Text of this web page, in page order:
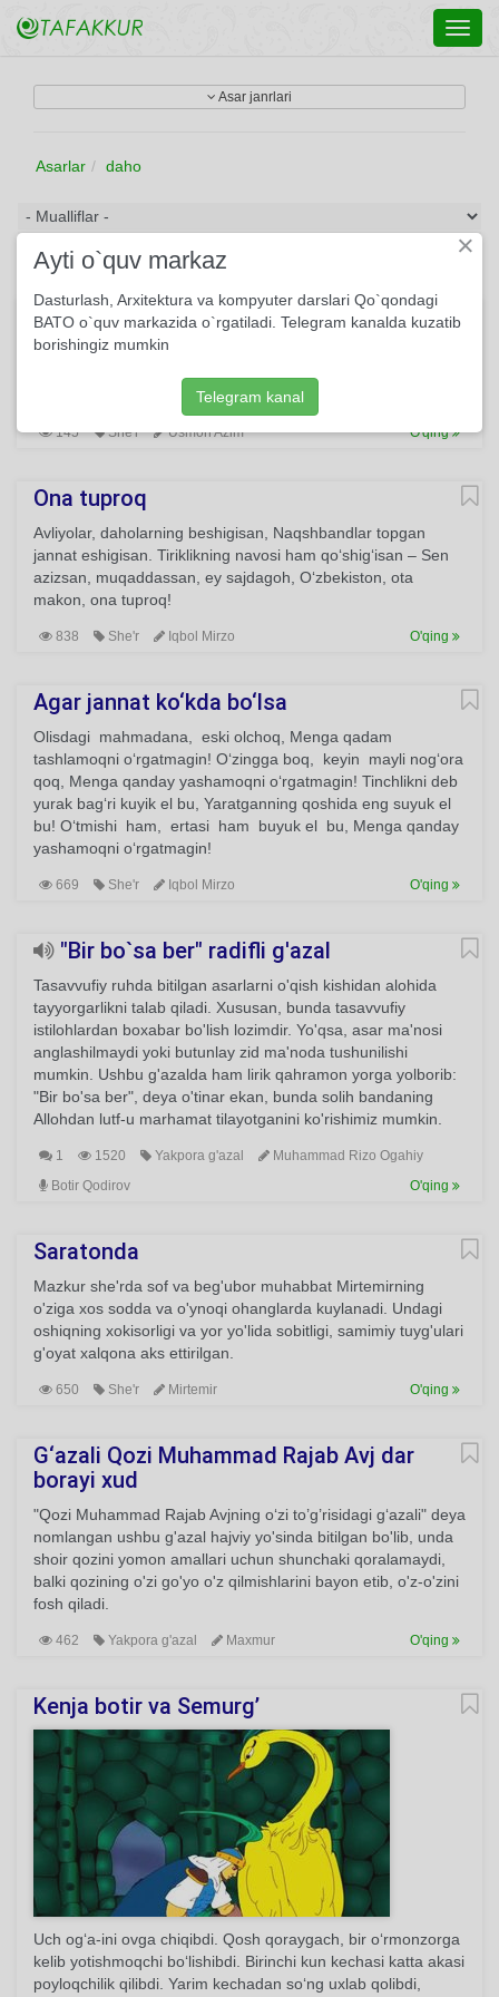
Asar janrlari
Asarlar daho
Qavs
Bog‘lar — aniq. Chizib qo‘yilgan. Har bir butoq — bir o‘ychan
145 She'r Usmon Azim O'qing
Ona tuproq
Avliyolar, daholarning beshigisan, Naqshbandlar topgan
jannat eshigisan. Tiriklikning navosi ham qo‘shig‘isan – Sen
azizsan, muqaddassan, ey sajdagoh, O‘zbekiston, ota
makon, ona tuproq!
838 She'r Iqbol Mirzo O'qing
Agar jannat ko‘kda bo‘lsa
Olisdagi mahmadana, eski olchoq, Menga qadam
tashlamoqni o‘rgatmagin! O‘zingga boq, keyin mayli nog‘ora
qoq, Menga qanday yashamoqni o‘rgatmagin! Tinchlikni deb
yurak bag‘ri kuyik el bu, Yaratganning qoshida eng suyuk el
bu! O‘tmishi ham, ertasi ham buyuk el bu, Menga qanday
yashamoqni o‘rgatmagin!
669 She'r Iqbol Mirzo O'qing
"Bir bo`sa ber" radifli g'azal
Tasavvufiy ruhda bitilgan asarlarni o'qish kishidan alohida
tayyorgarlikni talab qiladi. Xususan, bunda tasavvufiy
istilohlardan boxabar bo'lish lozimdir. Yo'qsa, asar ma'nosi
anglashilmaydi yoki butunlay zid ma'noda tushunilishi
mumkin. Ushbu g'azalda ham lirik qahramon yorga yolborib:
"Bir bo'sa ber", deya o'tinar ekan, bunda solih bandaning
Allohdan lutf-u marhamat tilayotganini ko'rishimiz mumkin.
1 1520 Yakpora g'azal
Muhammad Rizo Ogahiy
Botir Qodirov
O'qing
Saratonda
Mazkur she'rda sof va beg'ubor muhabbat Mirtemirning
o'ziga xos sodda va o'ynoqi ohanglarda kuylanadi. Undagi
oshiqning xokisorligi va yor yo'lida sobitligi, samimiy tuyg'ulari
g'oyat xalqona aks ettirilgan.
650 She'r Mirtemir O'qing
G‘azali Qozi Muhammad Rajab Avj dar
borayi xud
"Qozi Muhammad Rajab Avjning o‘zi to’g’risidagi g‘azali" deya
nomlangan ushbu g'azal hajviy yo'sinda bitilgan bo'lib, unda
shoir qozini yomon amallari uchun shunchaki qoralamaydi,
balki qozining o'zi go'yo o'z qilmishlarini bayon etib, o'z-o'zini
fosh qiladi.
462 Yakpora g'azal Maxmur O'qing
Kenja botir va Semurg’
Uch og‘a-ini ovga chiqibdi. Qosh qoraygach, bir o‘rmonzorga
kelib yotishmoqchi bo‘lishibdi. Birinchi kun kechasi katta akasi
poyloqchilik qilibdi. Yarim kechadan so‘ng uxlab qolibdi,
×
Ayti o`quv markaz
Dasturlash, Arxitektura va kompyuter darslari Qo`qondagi
BATO o`quv markazida o`rgatiladi. Telegram kanalda kuzatib
borishingiz mumkin
Telegram kanal